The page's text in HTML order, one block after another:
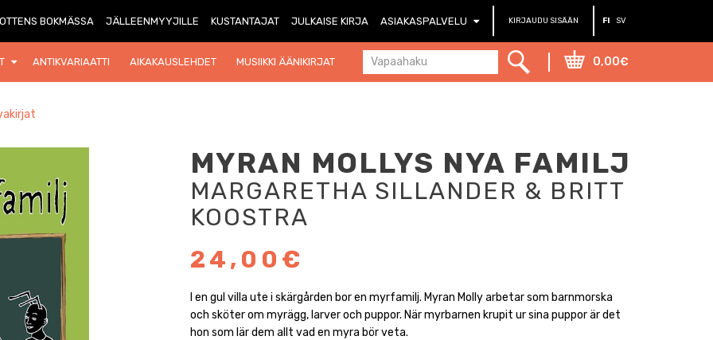
BOKMÄSSA JÄLLEENMYYJILLE KUSTANTAJAT JULKAISE KIRJA ASIAKASPALVELU KIRJAUDU SISÄÄN FI SV
ANTIKVARIAATTI AIKAKAUSLEHDET MUSIIKKI ÄÄNIKIRJAT 0,00€
MYRAN MOLLYS NYA FAMILJ
MARGARETHA SILLANDER & BRITT
KOOSTRA
24,00€
I en gul villa ute i skärgården bor en myrfamilj. Myran Molly arbetar som barnmorska
och sköter om myrägg, larver och puppor. När myrbarnen krupit ur sina puppor är det
hon som lär dem allt vad en myra bör veta.